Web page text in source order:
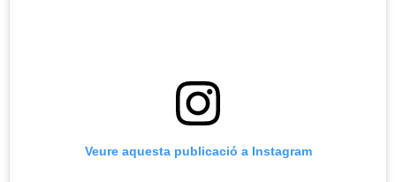
Veure aquesta publicació a Instagram